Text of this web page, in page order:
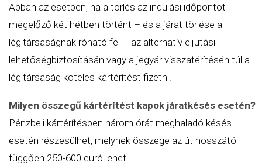
Abban az esetben, ha a törlés az indulási időpontot
megelőző két hétben történt – és a járat törlése a
légitársaságnak róható fel – az alternatív eljutási
lehetőségbiztosításán vagy a jegyár visszatérítésén túl a
légitársaság köteles kártérítést fizetni.
Milyen összegű kártérítést kapok járatkésés esetén?
Pénzbeli kártérítésben három órát meghaladó késés
esetén részesülhet, melynek összege az út hosszától
függően 250-600 euró lehet.